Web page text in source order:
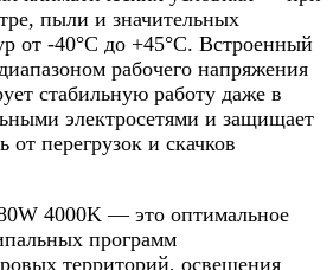
пыли и значительных
от -40°C до +45°C. Встроенный
рабочего напряжения
стабильную работу даже в
электросетями и защищает
от перегрузок и скачков
4000K — это оптимальное
программ
территорий, освещения